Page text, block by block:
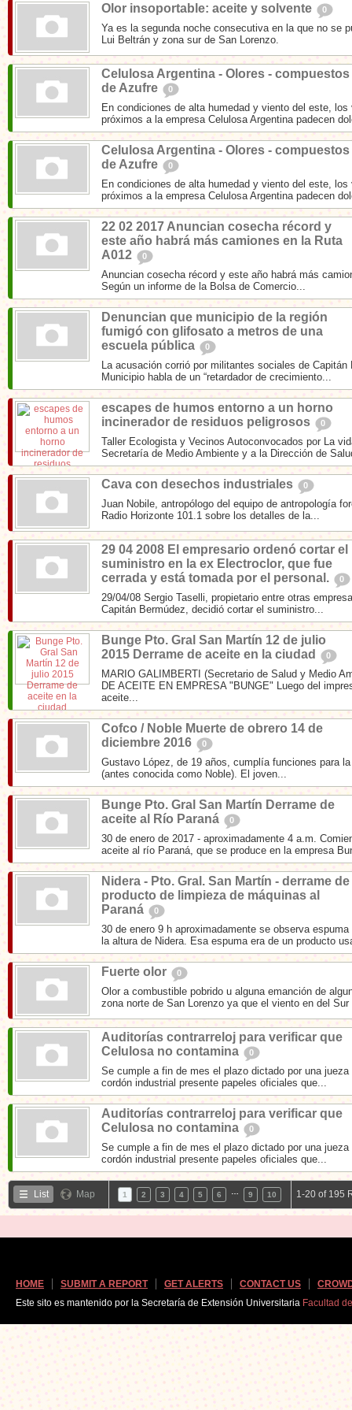
Olor insoportable: aceite y solvente 0
Ya es la segunda noche consecutiva en la que no se
Lui Beltrán y zona sur de San Lorenzo.
Celulosa Argentina - Olores - compuestos
de Azufre
0
En condiciones de alta humedad y viento del este,
próximos a la empresa Celulosa Argentina padecen
Celulosa Argentina - Olores - compuestos
de Azufre
0
En condiciones de alta humedad y viento del este,
próximos a la empresa Celulosa Argentina padecen
22 02 2017 Anuncian cosecha récord y
este año habrá más camiones en la Ruta
A012
0
Anuncian cosecha récord y este año habrá más
Según un informe de la Bolsa de Comercio...
Denuncian que municipio de la región
fumigó con glifosato a metros de una
escuela pública
0
La acusación corrió por militantes sociales de
Municipio habla de un “retardador de crecimiento...
escapes de humos entorno a un horno
incinerador de residuos peligrosos
0
Taller Ecologista y Vecinos Autoconvocados por La
Secretaría de Medio Ambiente y a la Dirección de
Cava con desechos industriales 0
Juan Nobile, antropólogo del equipo de antropología
Radio Horizonte 101.1 sobre los detalles de la...
29 04 2008 El empresario ordenó cortar el
suministro en la ex Electroclor, que fue
cerrada y está tomada por el personal.
0
29/04/08 Sergio Taselli, propietario entre otras
Capitán Bermúdez, decidió cortar el suministro...
Bunge Pto. Gral San Martín 12 de julio
2015 Derrame de aceite en la ciudad
0
MARIO GALIMBERTI (Secretario de Salud y Medio
DE ACEITE EN EMPRESA "BUNGE" Luego del
aceite...
Cofco / Noble Muerte de obrero 14 de
diciembre 2016
0
Gustavo López, de 19 años, cumplía funciones para
(antes conocida como Noble). El joven...
Bunge Pto. Gral San Martín Derrame de
aceite al Río Paraná
0
30 de enero de 2017 - aproximadamente 4 a.m.
aceite al río Paraná, que se produce en la empresa
Nidera - Pto. Gral. San Martín - derrame de
producto de limpieza de máquinas al
Paraná
0
30 de enero 9 h aproximadamente se observa
la altura de Nidera. Esa espuma era de un producto
Fuerte olor 0
Olor a combustible pobrido u alguna emanción de
zona norte de San Lorenzo ya que el viento en del Sur
Auditorías contrarreloj para verificar que
Celulosa no contamina
0
Se cumple a fin de mes el plazo dictado por una
cordón industrial presente papeles oficiales que...
Auditorías contrarreloj para verificar que
Celulosa no contamina
0
Se cumple a fin de mes el plazo dictado por una
cordón industrial presente papeles oficiales que...
List Map 1 2 3 4 5 6 9 10 1-20 of 195
HOME SUBMIT A REPORT GET ALERTS CONTACT US
Este sito es mantenido por la Secretaría de Extensión Universitaria Facultad